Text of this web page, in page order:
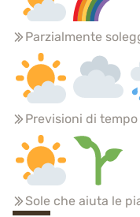
Parzialmente
Previsioni di
Sole che aiuta le